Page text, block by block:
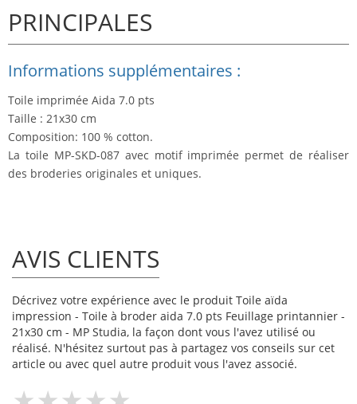
PRINCIPALES
Informations supplémentaires :
Toile imprimée Aida 7.0 pts
Taille : 21x30 cm
Composition: 100 % cotton.
La toile MP-SKD-087 avec motif imprimée permet de réaliser
des broderies originales et uniques.
AVIS CLIENTS
Décrivez votre expérience avec le produit Toile aïda
impression - Toile à broder aida 7.0 pts Feuillage printannier -
21x30 cm - MP Studia, la façon dont vous l'avez utilisé ou
réalisé. N'hésitez surtout pas à partagez vos conseils sur cet
article ou avec quel autre produit vous l'avez associé.